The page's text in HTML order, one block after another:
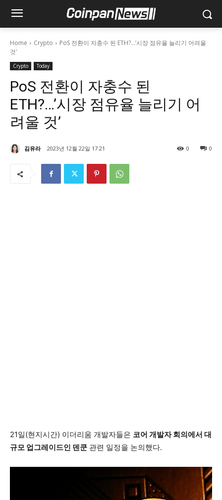
Home Crypto
PoS 전환이 자충수 된 ETH?...’시장 점유율 늘리기 어려울
것'
Crypto Today
PoS 전환이 자충수 된
ETH?…’시장 점유율 늘리기 어
려울 것’
김유라 2023년 12월 22일 17:21 0
0
21일(현지시간) 이더리움 개발자들은 코어 개발자 회의에서 대
규모 업그레이드인 덴쿤 관련 일정을 논의했다.